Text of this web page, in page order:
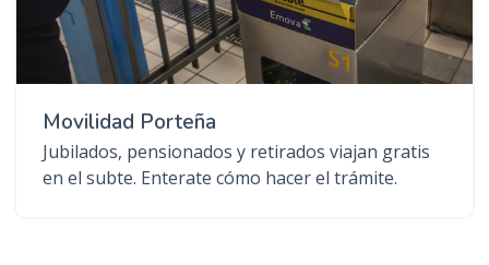
Movilidad Porteña
Jubilados, pensionados y retirados viajan gratis
en el subte. Enterate cómo hacer el trámite.